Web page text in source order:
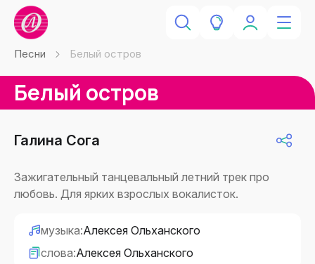
Песни Белый остров
Белый остров
Галина Сога
Зажигательный танцевальный летний трек про
любовь. Для ярких взрослых вокалисток.
музыка:Алексея Ольханского
слова:Алексея Ольханского